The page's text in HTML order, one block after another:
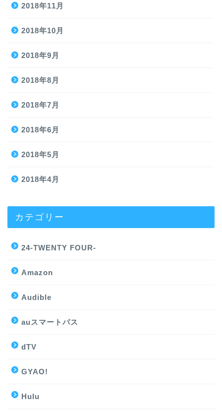
2018年11月
2018年10月
2018年9月
2018年8月
2018年7月
2018年6月
2018年5月
2018年4月
カテゴリー
24-TWENTY FOUR-
Amazon
Audible
auスマートパス
dTV
GYAO!
Hulu